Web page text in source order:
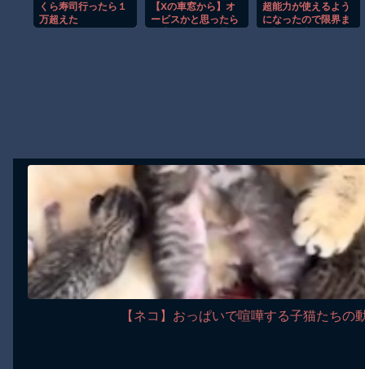
【動画】新型のさすまた、限界突破ｗｗｗｗｗｗ
くら寿司行ったら１
万超えた
【Xの車窓から】オ
ービスかと思ったら
超能力が使えるよう
になったので限界ま
【ネコ】おっぱいで喧嘩する子猫たちの